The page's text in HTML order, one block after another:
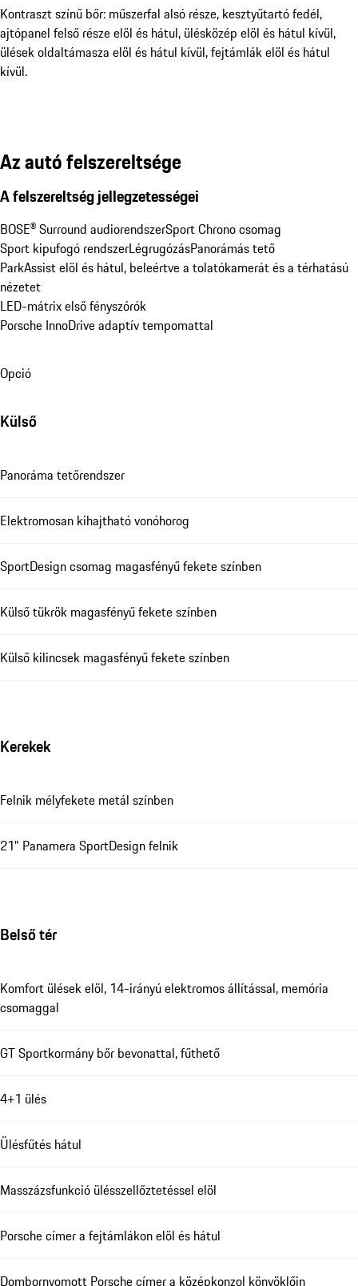
Kontraszt színű bőr: műszerfal alsó része, kesztyűtartó fedél,
ajtópanel felső része elöl és hátul, ülésközép elöl és hátul kívül,
ülések oldaltámasza elöl és hátul kívül, fejtámlák elöl és hátul
kívül.
Az autó felszereltsége
A felszereltség jellegzetességei
BOSE® Surround audiorendszerSport Chrono csomag
Sport kipufogó rendszerLégrugózásPanorámás tető
ParkAssist elöl és hátul, beleértve a tolatókamerát és a térhatású
nézetet
LED-mátrix első fényszórók
Porsche InnoDrive adaptív tempomattal
Opció
Külső
Panoráma tetőrendszer
Elektromosan kihajtható vonóhorog
SportDesign csomag magasfényű fekete színben
Külső tükrök magasfényű fekete színben
Külső kilincsek magasfényű fekete színben
Kerekek
Felnik mélyfekete metál színben
21" Panamera SportDesign felnik
Belső tér
Komfort ülések elöl, 14-irányú elektromos állítással, memória
csomaggal
GT Sportkormány bőr bevonattal, fűthető
4+1 ülés
Ülésfűtés hátul
Masszázsfunkció ülésszellőztetéssel elöl
Porsche címer a fejtámlákon elöl és hátul
Dombornyomott Porsche címer a középkonzol könyöklőin